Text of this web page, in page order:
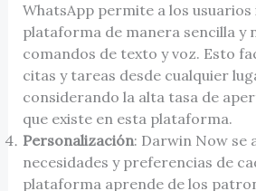
WhatsApp permite a los
plataforma de manera sencilla y
comandos de texto y voz. Esto
citas y tareas desde cualquier
considerando la alta tasa de
que existe en esta plataforma.
Personalización: Darwin Now se
necesidades y preferencias de
plataforma aprende de los